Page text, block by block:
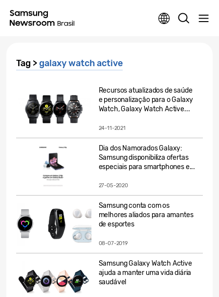
Tag >galaxy watch active
Recursos atualizados de saúde
e personalização para o Galaxy
Watch, Galaxy Watch Active...
24-11-2021
Dia dos Namorados Galaxy:
Samsung disponibiliza ofertas
especiais para smartphones e...
27-05-2020
Samsung conta com os
melhores aliados para amantes
de esportes
08-07-2019
Samsung Galaxy Watch Active
ajuda a manter uma vida diária
saudável